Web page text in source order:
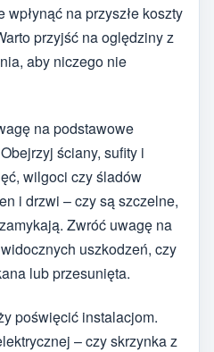
na przyszłe koszty
przyjść na oględziny z
aby niczego nie
na podstawowe
ściany, sufity i
wilgoci czy śladów
i drzwi – czy są szczelne,
Zwróć uwagę na
uszkodzeń, czy
lub przesunięta.
poświęcić instalacjom.
– czy skrzynka z